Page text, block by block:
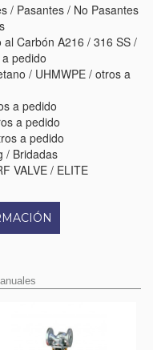
/ Pasantes / No Pasantes
Carbón A216 / 316 SS /
pedido
/ UHMWPE / otros a
a pedido
a pedido
a pedido
/ Bridadas
VALVE / ELITE